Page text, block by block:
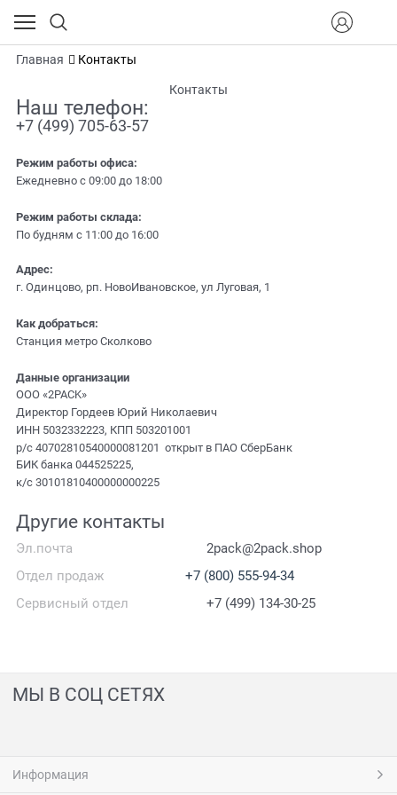
Главная Контакты
Контакты
Наш телефон:
+7 (499) 705-63-57
Режим работы офиса:
Ежедневно c 09:00 до 18:00
Режим работы склада:
По будням c 11:00 до 16:00
Адрес:
г. Одинцово, рп. НовоИвановское, ул Луговая, 1
Как добраться:
Станция метро Сколково
Данные организации
ООО «2PACK»
Директор Гордеев Юрий Николаевич
ИНН 5032332223, КПП 503201001
р/с 40702810540000081201 открыт в ПАО СберБанк
БИК банка 044525225,
к/с 30101810400000000225
Другие контакты
Эл.почта
2pack@2pack.shop
Отдел продаж +7 (800) 555-94-34
Сервисный отдел
+7 (499) 134-30-25
МЫ В СОЦ СЕТЯХ
Информация